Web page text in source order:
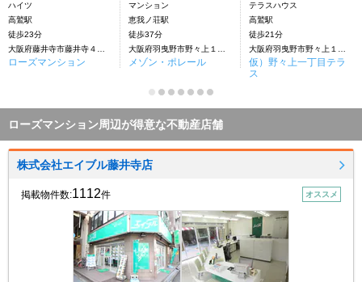
ハイツ
高鷲駅
徒歩23分
ローズマンション
マンション
恵我ノ荘駅
徒歩37分
メゾン・ポレール
テラスハウス
高鷲駅
徒歩21分
仮）野々上一丁目テラ
ス
ローズマンション周辺が得意な不動産店舗
株式会社エイブル藤井寺店
掲載物件数:1112件 オススメ